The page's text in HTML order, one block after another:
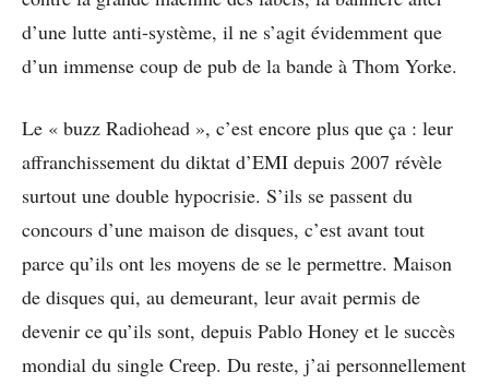
d’une lutte anti-système, il ne s’agit évidemment que
d’un immense coup de pub de la bande à Thom Yorke.
Le « buzz Radiohead », c’est encore plus que ça : leur
affranchissement du diktat d’EMI depuis 2007 révèle
surtout une double hypocrisie. S’ils se passent du
concours d’une maison de disques, c’est avant tout
parce qu’ils ont les moyens de se le permettre. Maison
de disques qui, au demeurant, leur avait permis de
devenir ce qu’ils sont, depuis Pablo Honey et le succès
mondial du single Creep. Du reste, j’ai personnellement